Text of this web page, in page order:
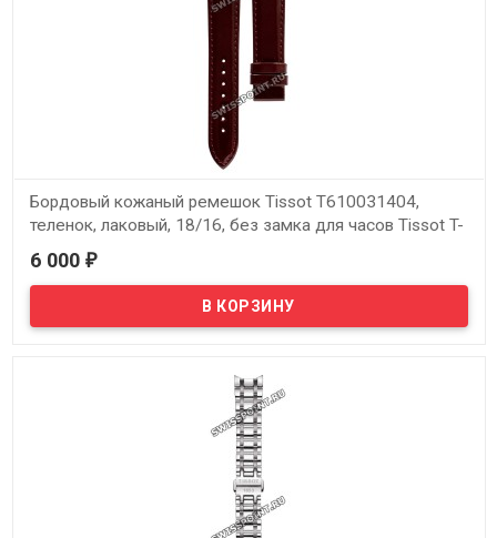
Бордовый кожаный ремешок Tissot T610031404,
теленок, лаковый, 18/16, без замка для часов Tissot T-
Trend Couturier T035.210.16.371.00, T035207, T035210,
T035246
Couturier T035.210.16.371.00, T035207, T035210, T035246
6 000 ₽